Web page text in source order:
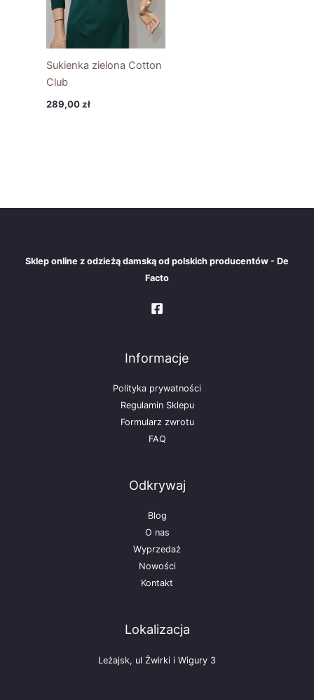
Sukienka zielona Cotton
Club
289,00zł
Sklep online z odzieżą damską od polskich producentów - De
Facto
Informacje
Polityka prywatności
Regulamin Sklepu
Formularz zwrotu
FAQ
Odkrywaj
Blog
O nas
Wyprzedaż
Nowości
Kontakt
Lokalizacja
Leżajsk, ul Żwirki i Wigury 3